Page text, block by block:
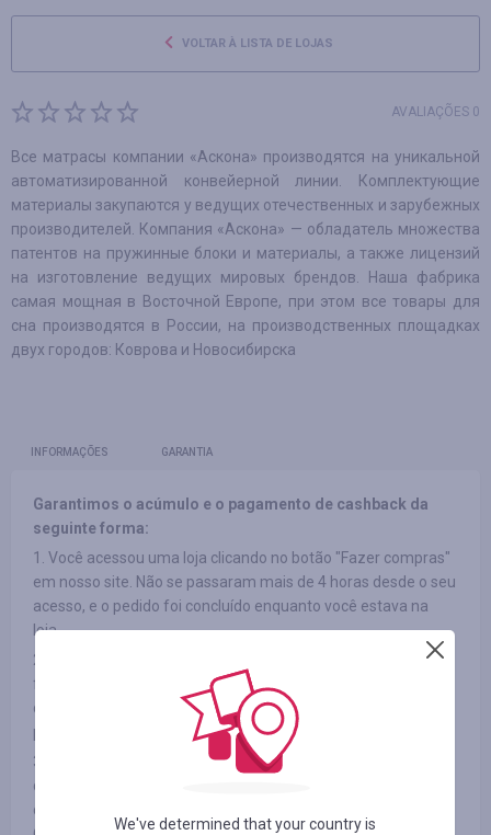
VOLTAR À LISTA DE LOJAS
AVALIAÇÕES 0
Все матрасы компании «Аскона» производятся на уникальной
автоматизированной конвейерной линии. Комплектующие
материалы закупаются у ведущих отечественных и зарубежных
производителей. Компания «Аскона» — обладатель множества
патентов на пружинные блоки и материалы, а также лицензий
на изготовление ведущих мировых брендов. Наша фабрика
самая мощная в Восточной Европе, при этом все товары для
сна производятся в России, на производственных площадках
двух городов: Коврова и Новосибирска
INFORMAÇÕES GARANTIA
Garantimos o acúmulo e o pagamento de cashback da
seguinte forma:
1. Você acessou uma loja clicando no botão "Fazer compras"
em nosso site. Não se passaram mais de 4 horas desde o seu
acesso, e o pedido foi concluído enquanto você estava na
loja.
2. Ao acessar a loja, você não utilizou banners em outras
fontes ou seu acesso ao site não foi devido a listas de
discussão de terceiros e você também não utilizou códigos
promocionais de terceiros.
3. O item que você escolheu participa do cashback (em
determinadas lojas os produtos podem ser divididos por
categorias; veja a aba "INFORMAÇÕES/TERMOS E
We've determined that your country is